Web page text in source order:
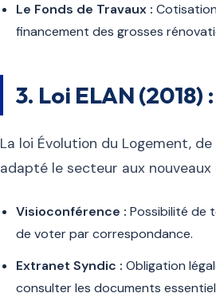
Le Fonds de Travaux :
financement des grosses
3. Loi ELAN
La loi Évolution du Logement,
adapté le secteur aux nouveaux
Visioconférence : Possibilité de
de voter par correspondance.
Extranet Syndic : Obligation
consulter les documents